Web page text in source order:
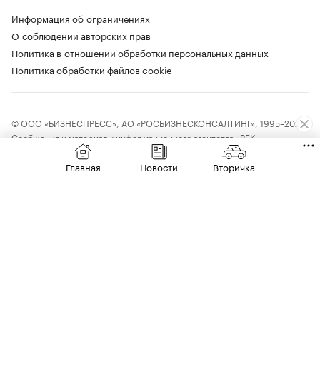
Информация об ограничениях
О соблюдении авторских прав
Политика в отношении обработки персональных данных
Политика обработки файлов cookie
© ООО «БИЗНЕСПРЕСС», АО «РОСБИЗНЕСКОНСАЛТИНГ», 1995–2026.
Сообщения и материалы информационного агентства «РБК»
(свидетельство о регистрации средства массовой информации выдано
Федеральной службой по надзору в сфере связи, информационных
Главная Новости Вторичка